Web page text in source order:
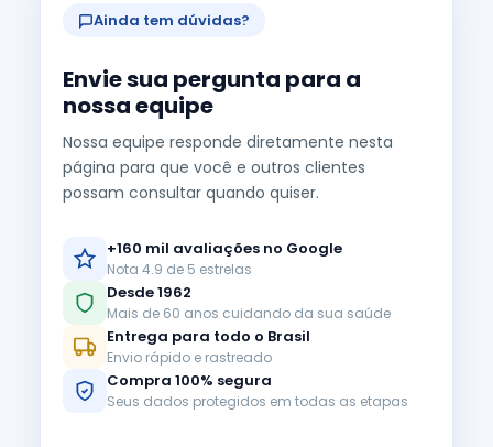
Ainda tem dúvidas?
Envie sua pergunta para a
nossa equipe
Nossa equipe responde diretamente nesta
página para que você e outros clientes
possam consultar quando quiser.
+160 mil avaliações no Google
Nota 4.9 de 5 estrelas
Desde 1962
Mais de 60 anos cuidando da sua saúde
Entrega para todo o Brasil
Envio rápido e rastreado
Compra 100% segura
Seus dados protegidos em todas as etapas